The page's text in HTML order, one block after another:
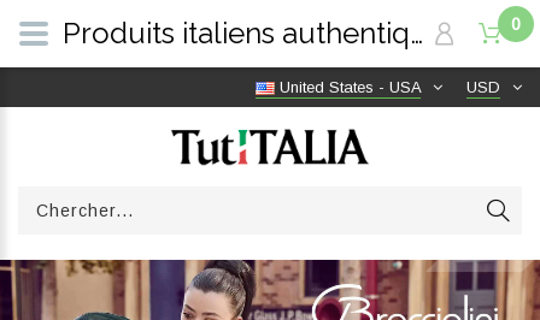
USD
United States - USA
0
Produits italiens authentiques, livraison gratuite dans le monde entier | TutITALIA